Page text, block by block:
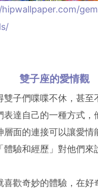
雙子座的愛情觀
雙子們喋喋不休，甚至
表達自己的一種方式，
層面的連接可以讓愛情
體驗和經歷」對他們來
喜歡奇妙的體驗，在好